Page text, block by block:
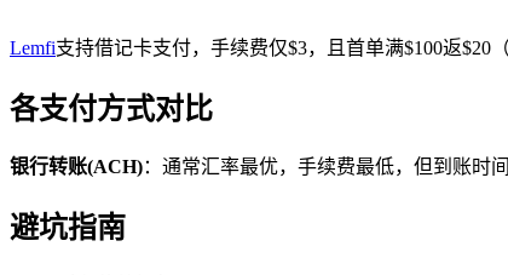
Lemfi支持借记卡支付，手续费仅$3，且首单满$100返$20
各支付方式对比
银行转账(ACH)：通常汇率最优，手续费最低，但到账时
避坑指南